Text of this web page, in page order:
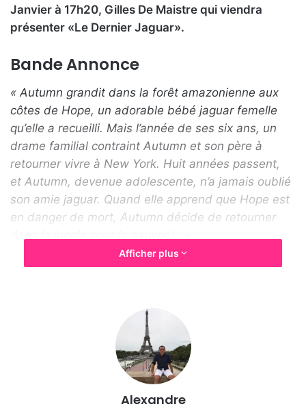
Janvier à 17h20, Gilles De Maistre qui viendra
présenter «Le Dernier Jaguar».
Bande Annonce
« Autumn grandit dans la forêt amazonienne aux
côtes de Hope, un adorable bébé jaguar femelle
qu’elle a recueilli. Mais l’année de ses six ans, un
drame familial contraint Autumn et son père à
retourner vivre à New York. Huit années passent,
et Autumn, devenue adolescente, n’a jamais oublié
son amie jaguar. Quand elle apprend que Hope est
en danger de mort, Autumn décide de retourner
Afficher plus
Alexandre